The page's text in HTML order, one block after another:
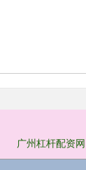
广州杠杆配资网